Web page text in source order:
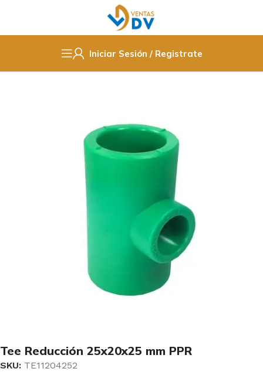
Iniciar Sesión / Registrate
Fittings PPR / Cobre / PVC PPR
Tee Reducción 25x20x25 mm PPR
SKU: TE11204252